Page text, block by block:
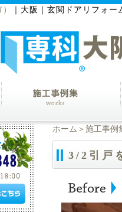
大阪｜玄関ドアリフォー
ホーム ＞ 施工事例
3/2引戸